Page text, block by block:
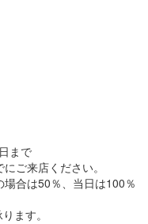
まで
ご来店ください。
合は50％、当日は100％
ます。